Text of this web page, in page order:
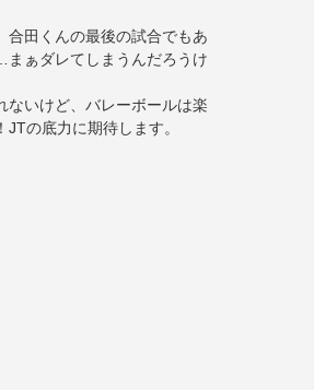
合田くんの最後の試合でもあ
ぁダレてしまうんだろうけ
ないけど、バレーボールは楽
の底力に期待します。